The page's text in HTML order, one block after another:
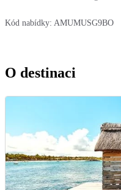
Kód nabídky: AMUMUSG9BO
O destinaci